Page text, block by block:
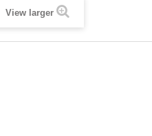
View larger